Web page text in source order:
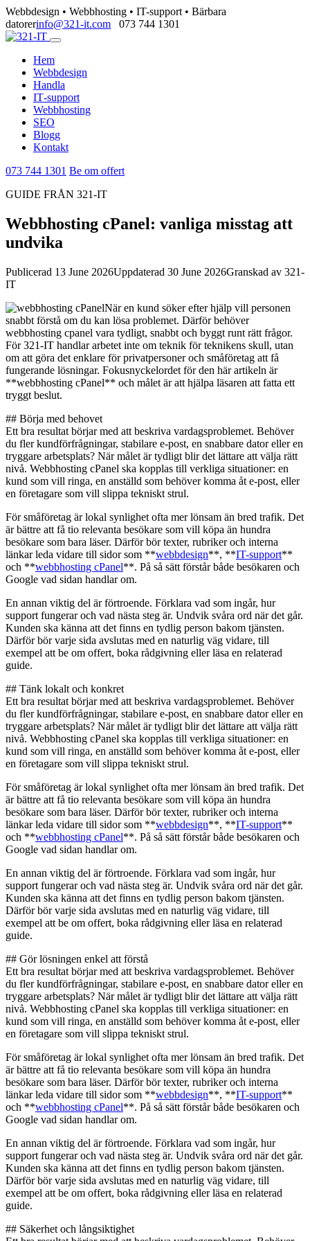
Webbdesign • Webbhosting • IT-support • Bärbara
datorerinfo@321-it.com 073 744 1301
Hem
Webbdesign
Handla
IT‑support
Webbhosting
SEO
Blogg
Kontakt
073 744 1301 Be om offert
GUIDE FRÅN 321-IT
Webbhosting cPanel: vanliga misstag att
undvika
Publicerad 13 June 2026Uppdaterad 30 June 2026Granskad av 321-
IT
När en kund söker efter hjälp vill personen
snabbt förstå om du kan lösa problemet. Därför behöver
webbhosting cpanel vara tydligt, snabbt och byggt runt rätt frågor.
För 321-IT handlar arbetet inte om teknik för teknikens skull, utan
om att göra det enklare för privatpersoner och småföretag att få
fungerande lösningar. Fokusnyckelordet för den här artikeln är
**webbhosting cPanel** och målet är att hjälpa läsaren att fatta ett
tryggt beslut.
## Börja med behovet
Ett bra resultat börjar med att beskriva vardagsproblemet. Behöver
du fler kundförfrågningar, stabilare e-post, en snabbare dator eller en
tryggare arbetsplats? När målet är tydligt blir det lättare att välja rätt
nivå. Webbhosting cPanel ska kopplas till verkliga situationer: en
kund som vill ringa, en anställd som behöver komma åt e-post, eller
en företagare som vill slippa tekniskt strul.
För småföretag är lokal synlighet ofta mer lönsam än bred trafik. Det
är bättre att få tio relevanta besökare som vill köpa än hundra
besökare som bara läser. Därför bör texter, rubriker och interna
länkar leda vidare till sidor som **webbdesign**, **IT-support**
och **webbhosting cPanel**. På så sätt förstår både besökaren och
Google vad sidan handlar om.
En annan viktig del är förtroende. Förklara vad som ingår, hur
support fungerar och vad nästa steg är. Undvik svåra ord när det går.
Kunden ska känna att det finns en tydlig person bakom tjänsten.
Därför bör varje sida avslutas med en naturlig väg vidare, till
exempel att be om offert, boka rådgivning eller läsa en relaterad
guide.
## Tänk lokalt och konkret
Ett bra resultat börjar med att beskriva vardagsproblemet. Behöver
du fler kundförfrågningar, stabilare e-post, en snabbare dator eller en
tryggare arbetsplats? När målet är tydligt blir det lättare att välja rätt
nivå. Webbhosting cPanel ska kopplas till verkliga situationer: en
kund som vill ringa, en anställd som behöver komma åt e-post, eller
en företagare som vill slippa tekniskt strul.
För småföretag är lokal synlighet ofta mer lönsam än bred trafik. Det
är bättre att få tio relevanta besökare som vill köpa än hundra
besökare som bara läser. Därför bör texter, rubriker och interna
länkar leda vidare till sidor som **webbdesign**, **IT-support**
och **webbhosting cPanel**. På så sätt förstår både besökaren och
Google vad sidan handlar om.
En annan viktig del är förtroende. Förklara vad som ingår, hur
support fungerar och vad nästa steg är. Undvik svåra ord när det går.
Kunden ska känna att det finns en tydlig person bakom tjänsten.
Därför bör varje sida avslutas med en naturlig väg vidare, till
exempel att be om offert, boka rådgivning eller läsa en relaterad
guide.
## Gör lösningen enkel att förstå
Ett bra resultat börjar med att beskriva vardagsproblemet. Behöver
du fler kundförfrågningar, stabilare e-post, en snabbare dator eller en
tryggare arbetsplats? När målet är tydligt blir det lättare att välja rätt
nivå. Webbhosting cPanel ska kopplas till verkliga situationer: en
kund som vill ringa, en anställd som behöver komma åt e-post, eller
en företagare som vill slippa tekniskt strul.
För småföretag är lokal synlighet ofta mer lönsam än bred trafik. Det
är bättre att få tio relevanta besökare som vill köpa än hundra
besökare som bara läser. Därför bör texter, rubriker och interna
länkar leda vidare till sidor som **webbdesign**, **IT-support**
och **webbhosting cPanel**. På så sätt förstår både besökaren och
Google vad sidan handlar om.
En annan viktig del är förtroende. Förklara vad som ingår, hur
support fungerar och vad nästa steg är. Undvik svåra ord när det går.
Kunden ska känna att det finns en tydlig person bakom tjänsten.
Därför bör varje sida avslutas med en naturlig väg vidare, till
exempel att be om offert, boka rådgivning eller läsa en relaterad
guide.
## Säkerhet och långsiktighet